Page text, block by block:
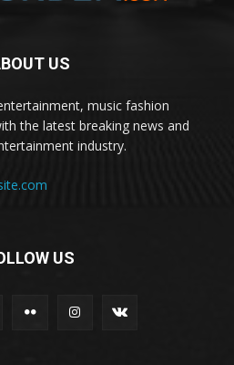
US
music fashion
the latest breaking news and
industry.
US